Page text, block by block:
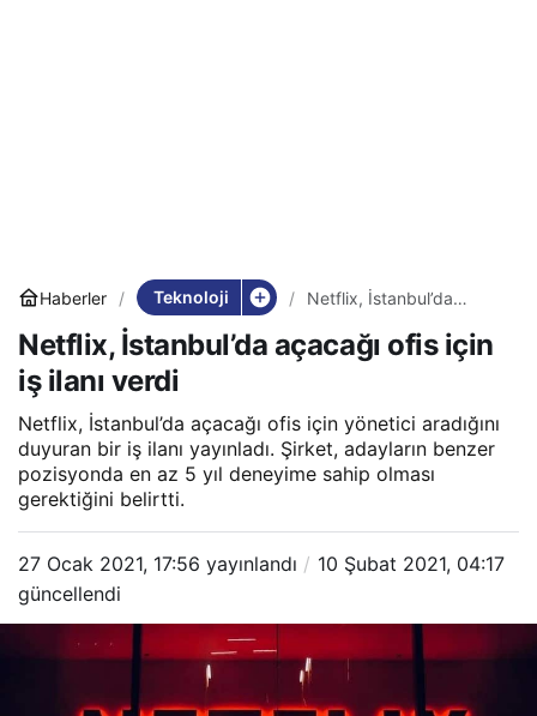
Haberler Teknoloji
Netflix, İstanbul’da
verdi
Netflix, İstanbul’da açacağı ofis için
iş ilanı verdi
Netflix, İstanbul’da açacağı ofis için yönetici aradığını
duyuran bir iş ilanı yayınladı. Şirket, adayların benzer
pozisyonda en az 5 yıl deneyime sahip olması
gerektiğini belirtti.
27 Ocak 2021, 17:56 yayınlandı
10 Şubat 2021, 04:17
güncellendi